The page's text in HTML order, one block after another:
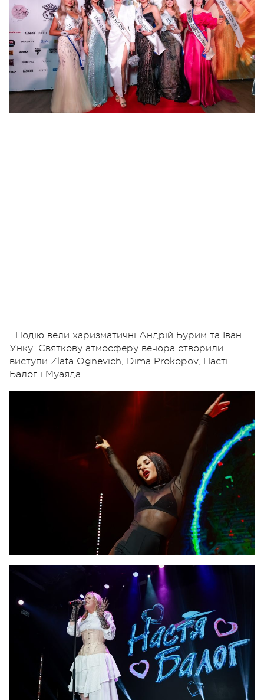
Подію вели харизматичні Андрій Бурим та Іван
Унку. Святкову атмосферу вечора створили
виступи Zlata Ognevich, Dima Prokopov, Насті
Балог і Муаяда.